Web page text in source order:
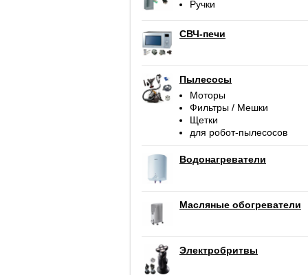
Ручки
СВЧ-печи
Пылесосы
Моторы
Фильтры / Мешки
Щетки
для робот-пылесосов
Водонагреватели
Масляные обогреватели
Электробритвы